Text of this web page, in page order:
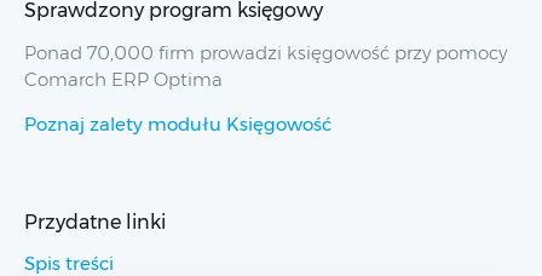
Sprawdzony program księgowy
Ponad 70,000 firm prowadzi księgowość przy pomocy
Comarch ERP Optima
Poznaj zalety modułu Księgowość
Przydatne linki
Spis treści